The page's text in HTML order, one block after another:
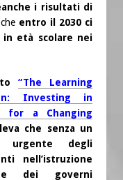
i risultati di
entro il 2030 ci
in età scolare nei
“The Learning
Investing in
for a Changing
che senza un
urgente degli
nell’istruzione
dei governi